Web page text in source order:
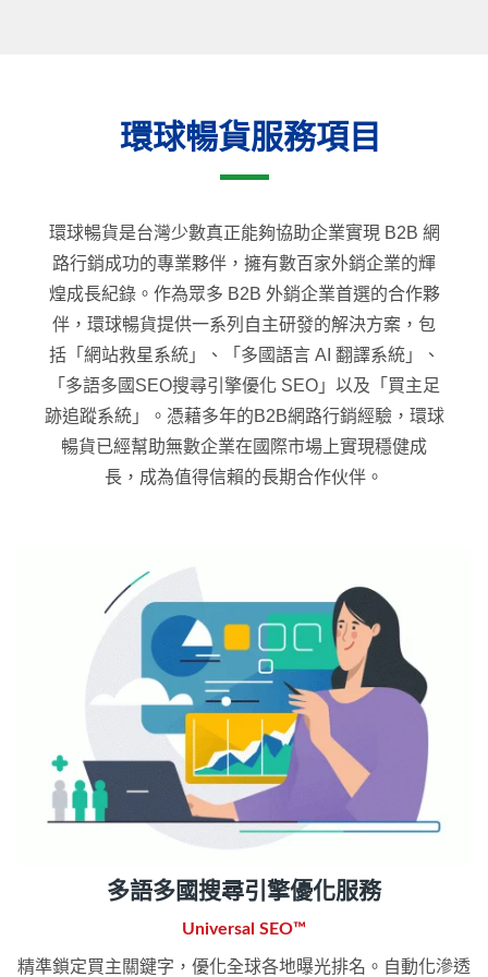
環球暢貨服務項目
環球暢貨是台灣少數真正能夠協助企業實現 B2B 網
路行銷成功的專業夥伴，擁有數百家外銷企業的輝
煌成長紀錄。作為眾多 B2B 外銷企業首選的合作夥
伴，環球暢貨提供一系列自主研發的解決方案，包
括「網站救星系統」、「多國語言 AI 翻譯系統」、
「多語多國SEO搜尋引擎優化 SEO」以及「買主足
跡追蹤系統」。憑藉多年的B2B網路行銷經驗，環球
暢貨已經幫助無數企業在國際市場上實現穩健成
長，成為值得信賴的長期合作伙伴。
多語多國搜尋引擎優化服務
Universal SEO™
精準鎖定買主關鍵字，優化全球各地曝光排名。自動化滲透